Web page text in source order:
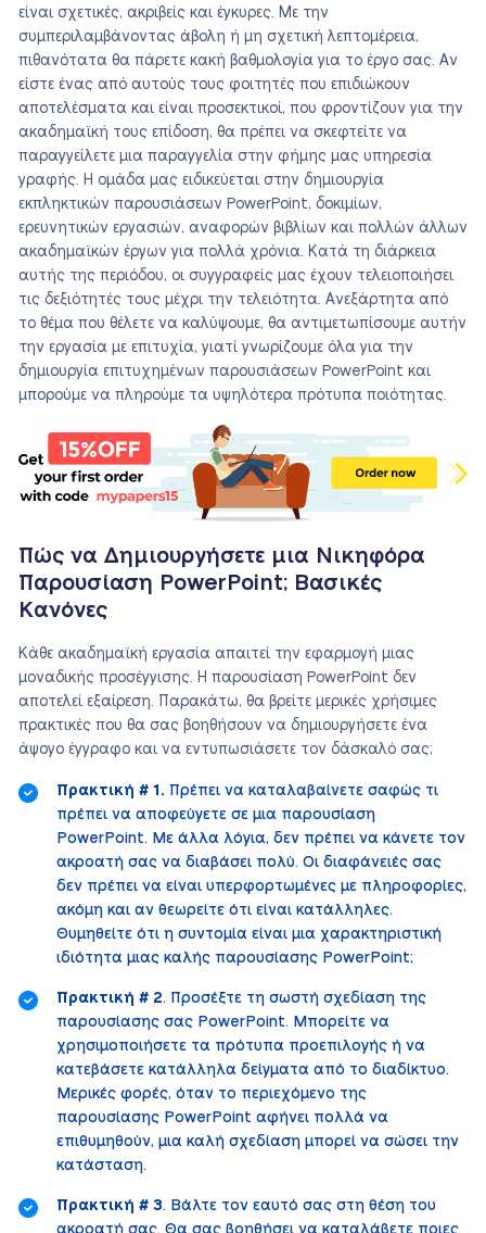
είναι σχετικές, ακριβείς και έγκυρες. Με την
συμπεριλαμβάνοντας άβολη ή μη σχετική λεπτομέρεια,
πιθανότατα θα πάρετε κακή βαθμολογία για το έργο σας. Αν
είστε ένας από αυτούς τους φοιτητές που επιδιώκουν
αποτελέσματα και είναι προσεκτικοί, που φροντίζουν για την
ακαδημαϊκή τους επίδοση, θα πρέπει να σκεφτείτε να
παραγγείλετε μια παραγγελία στην φήμης μας υπηρεσία
γραφής. Η ομάδα μας ειδικεύεται στην δημιουργία
εκπληκτικών παρουσιάσεων PowerPoint, δοκιμίων,
ερευνητικών εργασιών, αναφορών βιβλίων και πολλών άλλων
ακαδημαϊκών έργων για πολλά χρόνια. Κατά τη διάρκεια
αυτής της περιόδου, οι συγγραφείς μας έχουν τελειοποιήσει
τις δεξιότητές τους μέχρι την τελειότητα. Ανεξάρτητα από
το θέμα που θέλετε να καλύψουμε, θα αντιμετωπίσουμε αυτήν
την εργασία με επιτυχία, γιατί γνωρίζουμε όλα για την
δημιουργία επιτυχημένων παρουσιάσεων PowerPoint και
μπορούμε να πληρούμε τα υψηλότερα πρότυπα ποιότητας.
Πώς να Δημιουργήσετε μια Νικηφόρα
Παρουσίαση PowerPoint; Βασικές
Κανόνες
Κάθε ακαδημαϊκή εργασία απαιτεί την εφαρμογή μιας
μοναδικής προσέγγισης. Η παρουσίαση PowerPoint δεν
αποτελεί εξαίρεση. Παρακάτω, θα βρείτε μερικές χρήσιμες
πρακτικές που θα σας βοηθήσουν να δημιουργήσετε ένα
άψογο έγγραφο και να εντυπωσιάσετε τον δάσκαλό σας;
Πρακτική # 1. Πρέπει να καταλαβαίνετε σαφώς τι
πρέπει να αποφεύγετε σε μια παρουσίαση
PowerPoint. Με άλλα λόγια, δεν πρέπει να κάνετε τον
ακροατή σας να διαβάσει πολύ. Οι διαφάνειές σας
δεν πρέπει να είναι υπερφορτωμένες με πληροφορίες,
ακόμη και αν θεωρείτε ότι είναι κατάλληλες.
Θυμηθείτε ότι η συντομία είναι μια χαρακτηριστική
ιδιότητα μιας καλής παρουσίασης PowerPoint;
Πρακτική # 2. Προσέξτε τη σωστή σχεδίαση της
παρουσίασης σας PowerPoint. Μπορείτε να
χρησιμοποιήσετε τα πρότυπα προεπιλογής ή να
κατεβάσετε κατάλληλα δείγματα από το διαδίκτυο.
Μερικές φορές, όταν το περιεχόμενο της
παρουσίασης PowerPoint αφήνει πολλά να
επιθυμηθούν, μια καλή σχεδίαση μπορεί να σώσει την
κατάσταση.
Πρακτική # 3. Βάλτε τον εαυτό σας στη θέση του
ακροατή σας. Θα σας βοηθήσει να καταλάβετε ποιες